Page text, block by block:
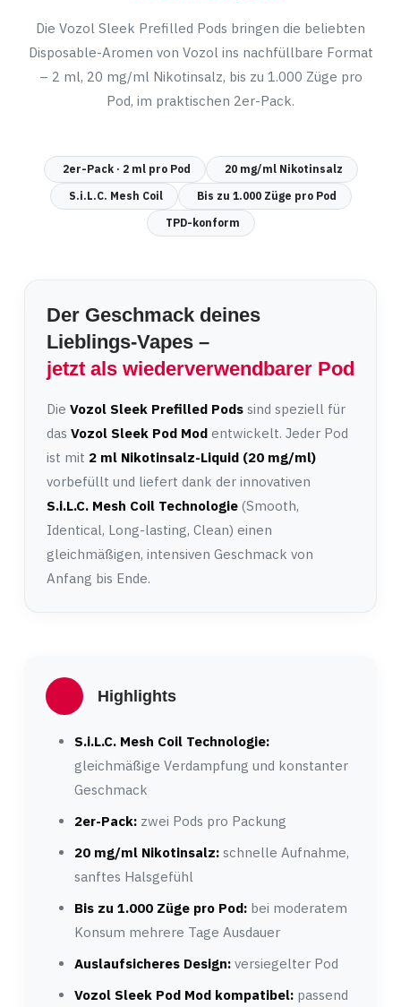
Die Vozol Sleek Prefilled Pods bringen die beliebten
Disposable-Aromen von Vozol ins nachfüllbare Format
– 2 ml, 20 mg/ml Nikotinsalz, bis zu 1.000 Züge pro
Pod, im praktischen 2er-Pack.
2er-Pack · 2 ml pro Pod
20 mg/ml Nikotinsalz
S.i.L.C. Mesh Coil
Bis zu 1.000 Züge pro Pod
TPD-konform
Der Geschmack deines
Lieblings-Vapes –
jetzt als wiederverwendbarer Pod
Die Vozol Sleek Prefilled Pods sind speziell für
das Vozol Sleek Pod Mod entwickelt. Jeder Pod
ist mit 2 ml Nikotinsalz-Liquid (20 mg/ml)
vorbefüllt und liefert dank der innovativen
S.i.L.C. Mesh Coil Technologie (Smooth,
Identical, Long-lasting, Clean) einen
gleichmäßigen, intensiven Geschmack von
Anfang bis Ende.
Highlights
S.i.L.C. Mesh Coil Technologie:
gleichmäßige Verdampfung und konstanter
Geschmack
2er-Pack: zwei Pods pro Packung
20 mg/ml Nikotinsalz: schnelle Aufnahme,
sanftes Halsgefühl
Bis zu 1.000 Züge pro Pod: bei moderatem
Konsum mehrere Tage Ausdauer
Auslaufsicheres Design: versiegelter Pod
Vozol Sleek Pod Mod kompatibel: passend